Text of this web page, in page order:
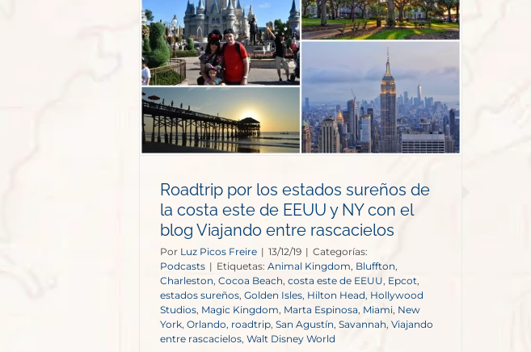
Roadtrip por los estados sureños de
la costa este de EEUU y NY con el
blog Viajando entre rascacielos
Por Luz Picos Freire | 13/12/19 | Categorías:
Podcasts | Etiquetas: Animal Kingdom, Bluffton,
Charleston, Cocoa Beach, costa este de EEUU, Epcot,
estados sureños, Golden Isles, Hilton Head, Hollywood
Studios, Magic Kingdom, Marta Espinosa, Miami, New
York, Orlando, roadtrip, San Agustín, Savannah, Viajando
entre rascacielos, Walt Disney World